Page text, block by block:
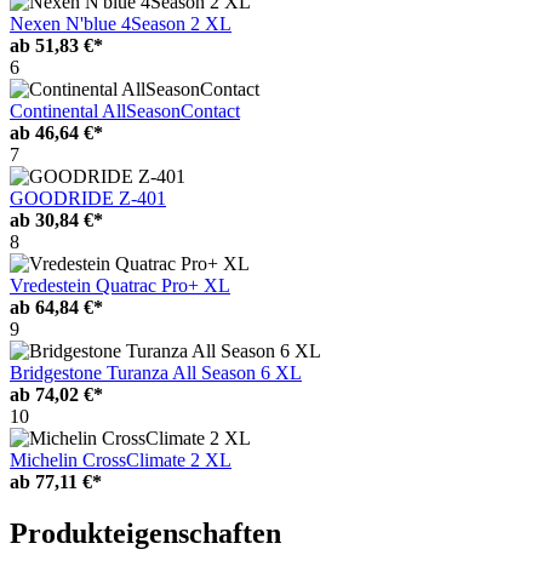
Nexen N'blue 4Season 2 XL
ab 51,83 €*
6
Continental AllSeasonContact
ab 46,64 €*
7
GOODRIDE Z-401
ab 30,84 €*
8
Vredestein Quatrac Pro+ XL
ab 64,84 €*
9
Bridgestone Turanza All Season 6 XL
ab 74,02 €*
10
Michelin CrossClimate 2 XL
ab 77,11 €*
Produkteigenschaften